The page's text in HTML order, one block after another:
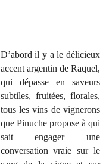
D’abord il y a le délicieux
accent argentin de Raquel,
qui dépasse en saveurs
subtiles, fruitées, florales,
tous les vins de vignerons
que Pinuche propose à qui
sait engager une
conversation vraie sur le